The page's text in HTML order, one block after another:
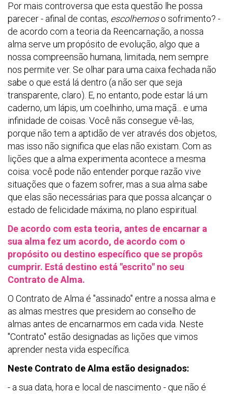
Por mais controversa que esta questão lhe possa
parecer - afinal de contas, escolhemoso sofrimento? -
de acordo com a teoria da Reencarnação, a nossa
alma serve um propósito de evolução, algo que a
nossa compreensão humana, limitada, nem sempre
nos permite ver. Se olhar para uma caixa fechada não
sabe o que está lá dentro (a não ser que seja
transparente, claro). E, no entanto, pode estar lá um
caderno, um lápis, um coelhinho, uma maçã... e uma
infinidade de coisas. Você nãs consegue vê-las,
porque não tem a aptidão de ver através dos objetos,
mas isso não significa que elas não existam. Com as
lições que a alma experimenta acontece a mesma
coisa: você pode não entender porque razão vive
situações que o fazem sofrer, mas a sua alma sabe
que elas são necessárias para que possa alcançar o
estado de felicidade máxima, no plano espiritual.
De acordo com esta teoria, antes de encarnar a
sua alma fez um acordo, de acordo com o
propósito ou destino específico que se propôs
cumprir. Está destino está "escrito" no seu
Contrato de Alma.
O Contrato de Alma é "assinado" entre a nossa alma e
as almas mestres que presidem ao conselho de
almas antes de encarnarmos em cada vida. Neste
"Contrato" estão designadas as lições que vimos
aprender nesta vida específica.
Neste Contrato de Alma estão designados:
- a sua data, hora e local de nascimento - que não é